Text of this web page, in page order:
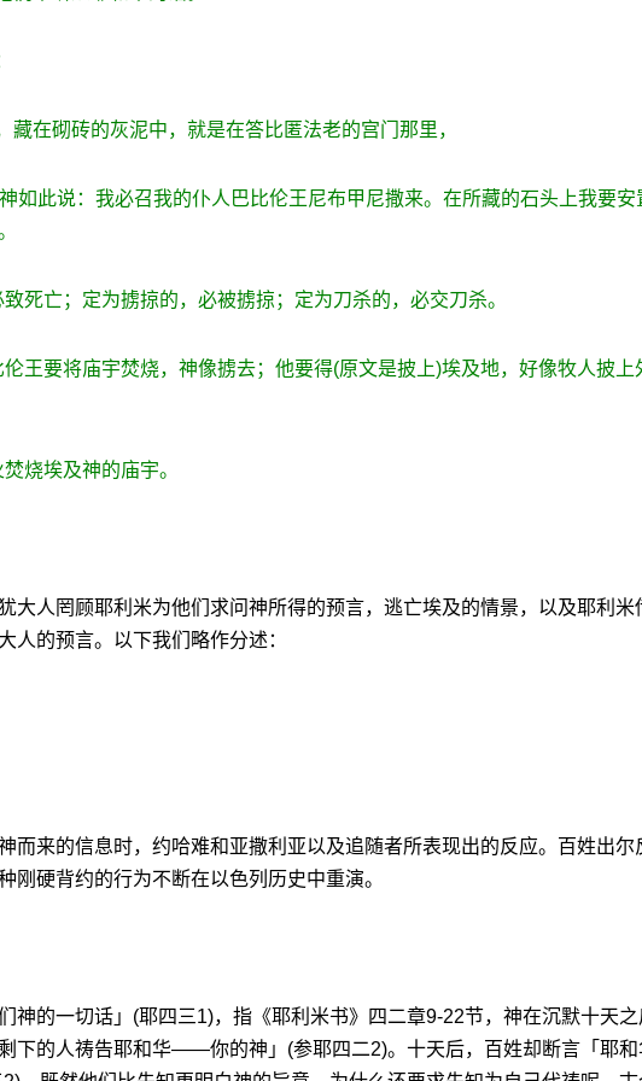
在砌砖的灰泥中，就是在答比匿法老的宫门那里，
如此说：我必召我的仆人巴比伦王尼布甲尼撒来。在所藏的石头上我要安
死亡；定为掳掠的，必被掳掠；定为刀杀的，必交刀杀。
王要将庙宇焚烧，神像掳去；他要得(原文是披上)埃及地，好像牧人披上
烧埃及神的庙宇。
大人罔顾耶利米为他们求问神所得的预言，逃亡埃及的情景，以及耶利米
人的预言。以下我们略作分述：
而来的信息时，约哈难和亚撒利亚以及追随者所表现出的反应。百姓出尔
刚硬背约的行为不断在以色列历史中重演。
神的一切话」(耶四三1)，指《耶利米书》四二章9-22节，神在沉默十天
下的人祷告耶和华——你的神」(参耶四二2)。十天后，百姓却断言「耶和